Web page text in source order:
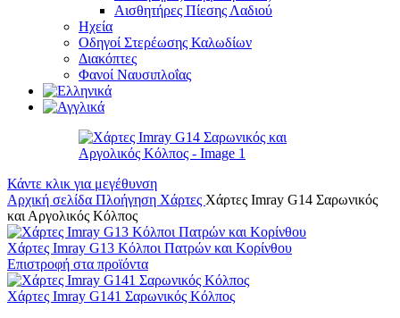
Αισθητήρες Πίεσης Λαδιού
Ηχεία
Οδηγοί Στερέωσης Καλωδίων
Διακόπτες
Φανοί Ναυσιπλοΐας
Κάντε κλικ για μεγέθυνση
Αρχική σελίδα Πλοήγηση Χάρτες Χάρτες Imray G14 Σαρωνικός
και Αργολικός Κόλπος
Χάρτες Imray G13 Κόλποι Πατρών και Κορίνθου
Επιστροφή στα προϊόντα
Χάρτες Imray G141 Σαρωνικός Κόλπος